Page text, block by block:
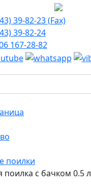
39-82-23 (Fax)
39-82-24
167-28-82
поилки
с бачком 0.5 л